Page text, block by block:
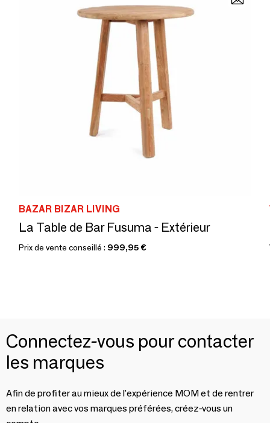
BAZAR BIZAR LIVING
La Table de Bar Fusuma - Extérieur
Prix de vente conseillé : 999,95 €
Connectez-vous pour contacter
les marques
Afin de profiter au mieux de l'expérience MOM et de rentrer
en relation avec vos marques préférées, créez-vous un